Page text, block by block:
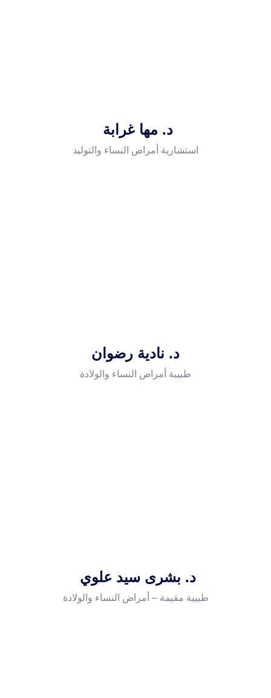
د. مها غرابة
استشارية أمراض النساء والتوليد
د. نادية رضوان
طبيبة أمراض النساء والولادة
د. بشرى سيد علوي
طبيبة مقيمة – أمراض النساء والولادة